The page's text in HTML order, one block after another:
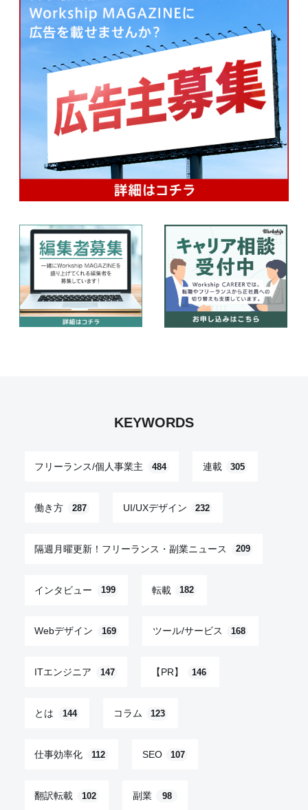
KEYWORDS
フリーランス/個人事業主 484 連載 305
働き方 287 UI/UXデザイン 232
隔週月曜更新！フリーランス・副業ニュース 209
インタビュー 199 転載 182
Webデザイン 169 ツール/サービス 168
ITエンジニア 147 【PR】 146
とは 144 コラム 123
仕事効率化 112 SEO 107
翻訳転載 102 副業 98